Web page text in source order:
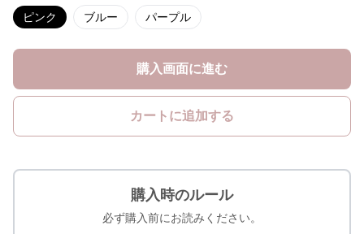
ピンク ブルー パープル
購入画面に進む
カートに追加する
購入時のルール
必ず購入前にお読みください。